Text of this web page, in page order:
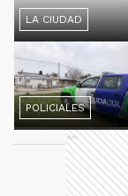
POLICIALES
Ads